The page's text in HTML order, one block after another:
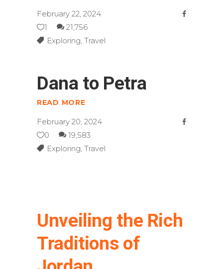
February 22, 2024
1
21,756
Exploring, Travel
Dana to Petra
READ MORE
February 20, 2024
0
19,583
Exploring, Travel
Unveiling the Rich
Traditions of